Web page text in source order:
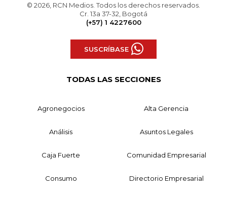
© 2026, RCN Medios. Todos los derechos reservados.
Cr. 13a 37-32, Bogotá
(+57) 1 4227600
SUSCRÍBASE
TODAS LAS SECCIONES
Agronegocios Alta Gerencia
Análisis Asuntos Legales
Caja Fuerte Comunidad Empresarial
Consumo Directorio Empresarial